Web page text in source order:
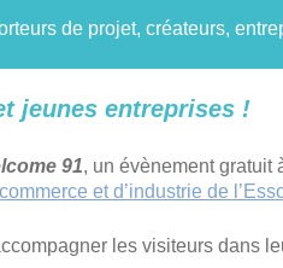
de projet, créateurs,
jeunes entreprises !
91, un évènement gratuit
et d’industrie de
les visiteurs dans